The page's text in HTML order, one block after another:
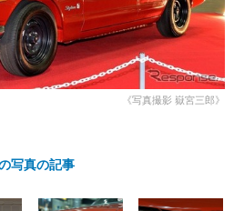
コーティング
防錆
理
カーメーカー「旧車」関連プロジェ
クト
プロショップ検索
ジ
《写真撮影 嶽宮三郎》
写真の記事